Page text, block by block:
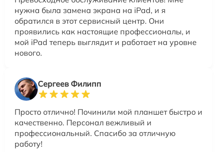
нужна была замена экрана на iPad, и я
обратился в этот сервисный центр. Они
проявились как настоящие профессионалы, и
мой iPad теперь выглядит и работает на уровне
нового.
Сергеев Филипп
Просто отлично! Починили мой планшет быстро и
качественно. Персонал вежливый и
профессиональный. Спасибо за отличную
работу!